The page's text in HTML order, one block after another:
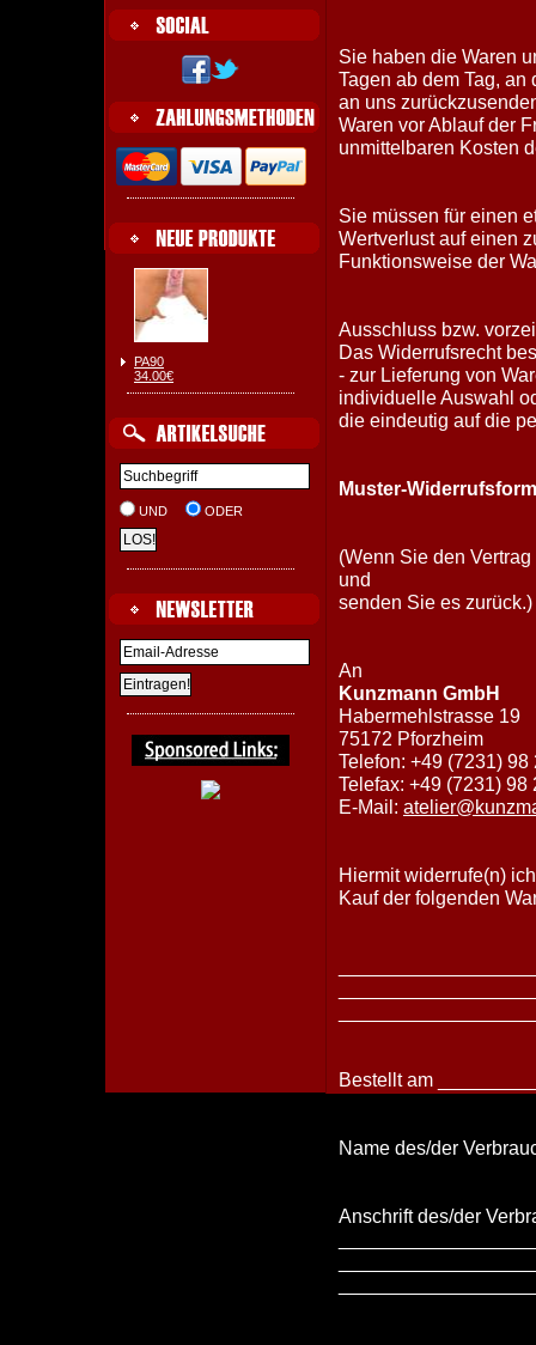
PA90
34.00€
UND ODER
Sie haben die Waren
Tagen ab dem Tag,
an uns
Waren vor Ablauf der
unmittelbaren Kosten
Sie müssen für einen
Wertverlust auf einen
Funktionsweise der
Ausschluss bzw.
Das Widerrufsrecht
- zur Lieferung von
individuelle Auswahl
die eindeutig auf die
Muster-
(Wenn Sie den
und
senden Sie es zurück.)
An
Kunzmann GmbH
Habermehlstrasse 19
75172 Pforzheim
Telefon: +49 (7231) 98
Telefax: +49 (7231) 98
E-Mail:
Hiermit widerrufe(n)
Kauf der folgenden
Bestellt am
Name des/der
Anschrift des/der